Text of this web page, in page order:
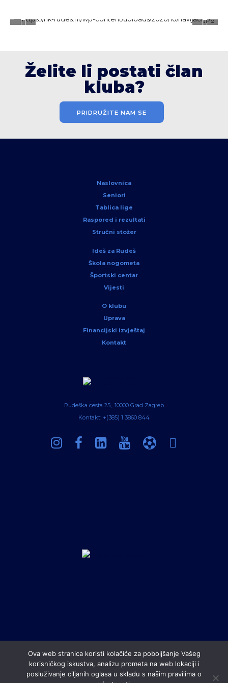
Želite li postati član
kluba?
PRIDRUŽITE NAM SE
Naslovnica
Seniori
Tablica lige
Raspored i rezultati
Stručni stožer
Ideš za Rudeš
Škola nogometa
Športski centar
Vijesti
O klubu
Uprava
Financijski izvještaj
Kontakt
Rudeška cesta 25, 10000 Grad Zagreb
Kontakt: +(385) 1 3860 844
All contents © copyright Nogometni klub Rudeš. All rights
Ova web stranica koristi kolačiće za poboljšanje Vašeg
korisničkog iskustva, analizu prometa na web lokaciji i
posluživanje ciljanih oglasa u skladu s našim pravilima o